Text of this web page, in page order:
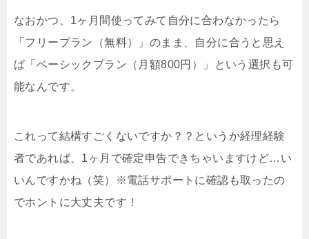
なおかつ、1ヶ月間使ってみて自分に合わなかったら
「フリープラン（無料）」のまま、自分に合うと思え
ば「ベーシックプラン（月額800円）」という選択も可
能なんです。
これって結構すごくないですか？？というか経理経験
者であれば、1ヶ月で確定申告できちゃいますけど…い
いんですかね（笑）※電話サポートに確認も取ったの
でホントに大丈夫です！